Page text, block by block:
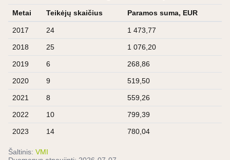
Metai Teikėjų skaičius Paramos suma, EUR
2017 24 1 473,77
2018 25 1 076,20
2019 6 268,86
2020 9 519,50
2021 8 559,26
2022 10 799,39
2023 14 780,04
Šaltinis: VMI